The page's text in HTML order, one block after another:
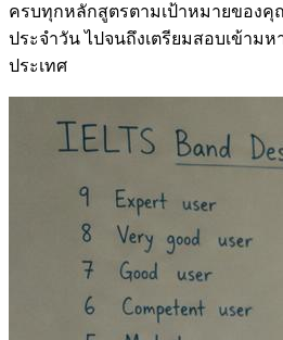
ครบทุกหลักสูตรตามเป้าหมายของ
ประจำวัน ไปจนถึงเตรียมสอบเข้าม
ประเทศ